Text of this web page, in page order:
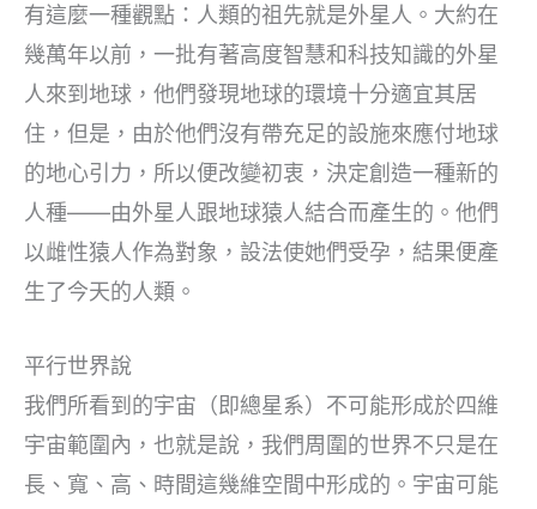
有這麼一種觀點：人類的祖先就是外星人。大約在
幾萬年以前，一批有著高度智慧和科技知識的外星
人來到地球，他們發現地球的環境十分適宜其居
住，但是，由於他們沒有帶充足的設施來應付地球
的地心引力，所以便改變初衷，決定創造一種新的
人種——由外星人跟地球猿人結合而產生的。他們
以雌性猿人作為對象，設法使她們受孕，結果便產
生了今天的人類。
平行世界說
我們所看到的宇宙（即總星系）不可能形成於四維
宇宙範圍內，也就是說，我們周圍的世界不只是在
長、寬、高、時間這幾維空間中形成的。宇宙可能